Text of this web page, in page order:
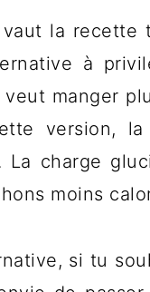
la recette
à
manger
version,
La charge
moins
si tu